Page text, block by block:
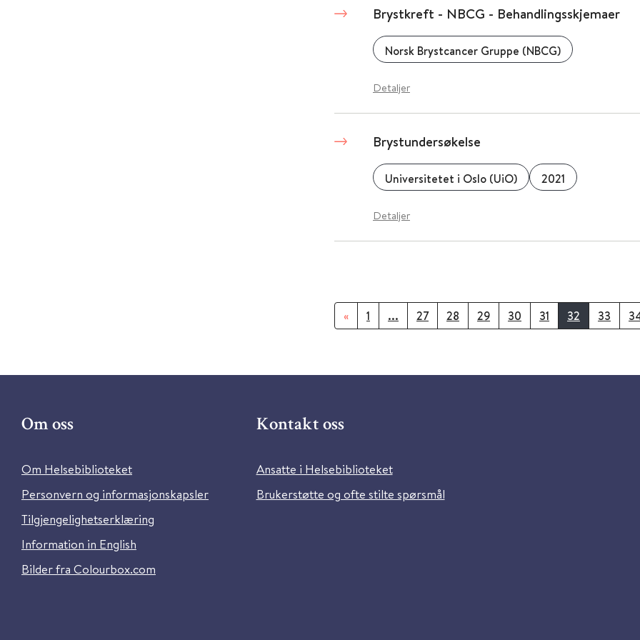
Brystkreft - NBCG - Behandlingsskjemaer
Norsk Brystcancer Gruppe (NBCG)
Detaljer
Brystundersøkelse
Universitetet i Oslo (UiO) 2021
Detaljer
« 1 ... 27 28 29 30 31 32 33
Om oss
Om Helsebiblioteket
Personvern og informasjonskapsler
Tilgjengelighetserklæring
Information in English
Bilder fra Colourbox.com
Kontakt oss
Ansatte i Helsebiblioteket
Brukerstøtte og ofte stilte spørsmål